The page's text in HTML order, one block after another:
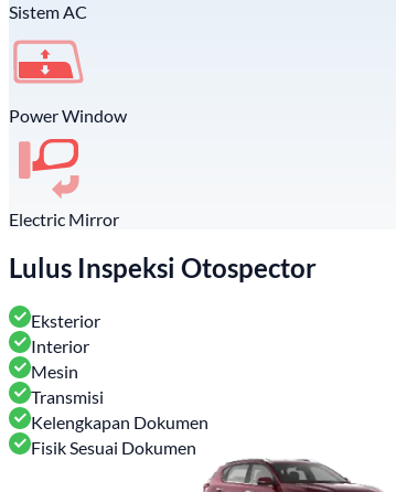
Sistem AC
Power Window
Electric Mirror
Lulus Inspeksi Otospector
Eksterior
Interior
Mesin
Transmisi
Kelengkapan Dokumen
Fisik Sesuai Dokumen